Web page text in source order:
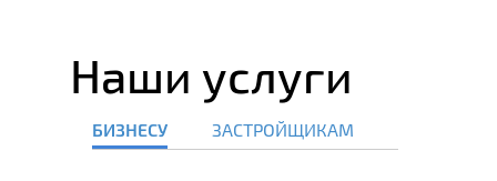
Наши услуги
БИЗНЕСУ ЗАСТРОЙЩИКАМ